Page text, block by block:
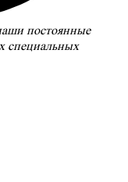
постоянные
специальных